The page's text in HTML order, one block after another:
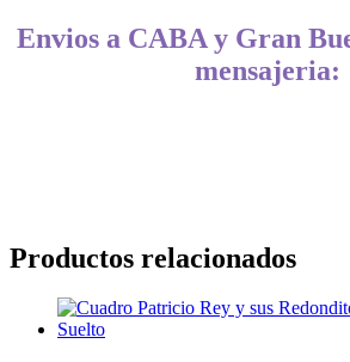
Envios a CABA y Gran
mensajeria:
Productos relacionados